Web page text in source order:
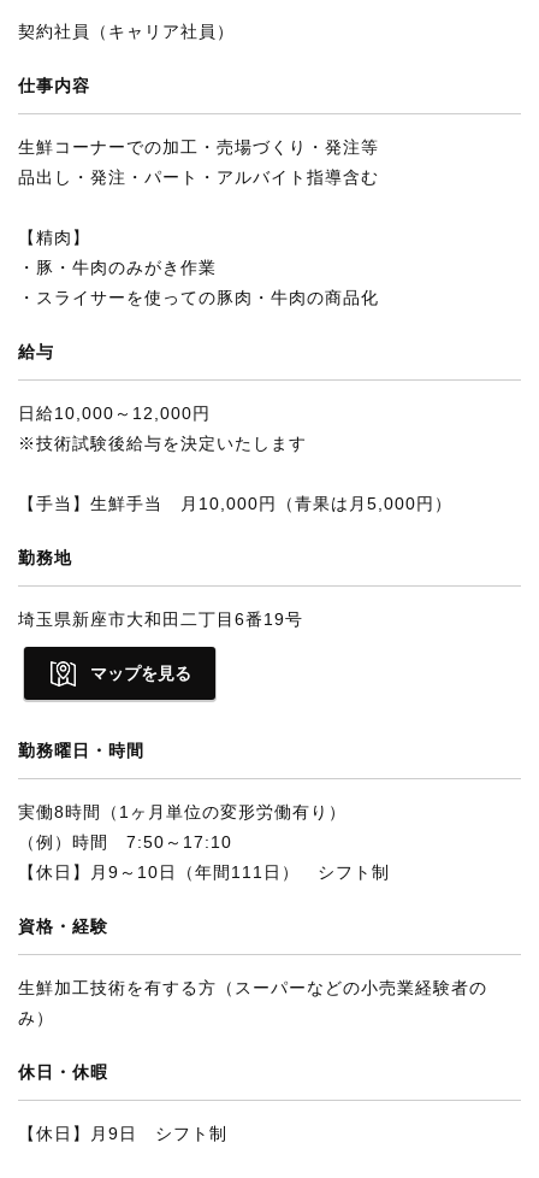
契約社員（キャリア社員）
仕事内容
生鮮コーナーでの加工・売場づくり・発注等
品出し・発注・パート・アルバイト指導含む
【精肉】
・豚・牛肉のみがき作業
・スライサーを使っての豚肉・牛肉の商品化
給与
日給10,000～12,000円
※技術試験後給与を決定いたします
【手当】生鮮手当 月10,000円（青果は月5,000円）
勤務地
埼玉県新座市大和田二丁目6番19号
マップを見る
勤務曜日・時間
実働8時間（1ヶ月単位の変形労働有り）
（例）時間 7:50～17:10
【休日】月9～10日（年間111日） シフト制
資格・経験
生鮮加工技術を有する方（スーパーなどの小売業経験者の
み）
休日・休暇
【休日】月9日 シフト制